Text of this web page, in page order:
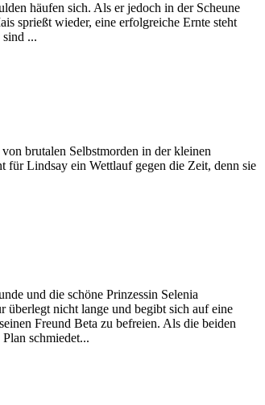
häufen sich. Als er jedoch in der Scheune
sprießt wieder, eine erfolgreiche Ernte steht
...
brutalen Selbstmorden in der kleinen
für Lindsay ein Wettlauf gegen die Zeit, denn sie
und die schöne Prinzessin Selenia
nicht lange und begibt sich auf eine
Freund Beta zu befreien. Als die beiden
schmiedet...